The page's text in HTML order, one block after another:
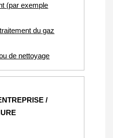
(par exemple
du gaz
de nettoyage
/